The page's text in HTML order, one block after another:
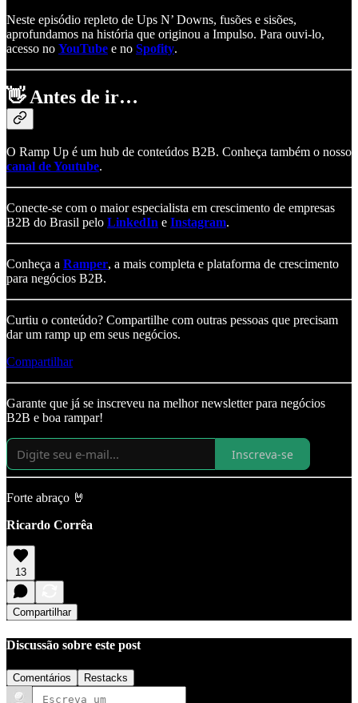
Neste episódio repleto de Ups N’ Downs, fusões e sisões,
aprofundamos na história que originou a Impulso. Para ouvi-lo,
acesso no YouTube e no Spofity.
👋Antes de ir…
O Ramp Up é um hub de conteúdos B2B. Conheça também o nosso
canal de Youtube.
Conecte-se com o maior especialista em crescimento de empresas
B2B do Brasil pelo LinkedIn e Instagram.
Conheça a Ramper, a mais completa e plataforma de crescimento
para negócios B2B.
Curtiu o conteúdo? Compartilhe com outras pessoas que precisam
dar um ramp up em seus negócios.
Compartilhar
Garante que já se inscreveu na melhor newsletter para negócios
B2B e boa rampar!
Inscreva-se
Forte abraço 🤘
Ricardo Corrêa
13
Compartilhar
Discussão sobre este post
Comentários Restacks